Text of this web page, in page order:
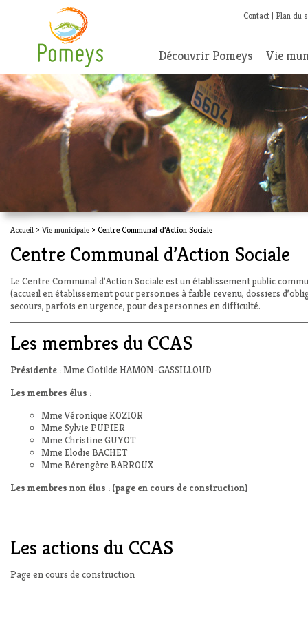
Contact Plan du
Découvrir Pomeys Vie
Accueil > Vie municipale > Centre Communal d’Action Sociale
Centre Communal d’Action Sociale
Le Centre Communal d’Action Sociale est un établissement public
(accueil en établissement pour personnes à faible revenu, dossiers
secours, parfois en urgence, pour des personnes en difficulté.
Les membres du CCAS
Présidente :Mme Clotilde HAMON-GASSILLOUD
Les membres élus :
Mme Véronique KOZIOR
Mme Sylvie PUPIER
Mme Christine GUYOT
Mme Elodie BACHET
Mme Bérengère BARROUX
Les membres non élus : (page en cours de construction)
Les actions du CCAS
Page en cours de construction